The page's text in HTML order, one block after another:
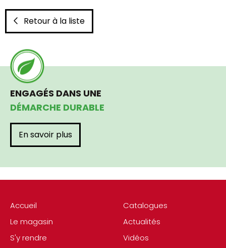
Retour à la liste
Accueil
Le magasin
S'y rendre
Catalogues
Actualités
Vidéos
ENGAGÉS DANS UNE
DÉMARCHE DURABLE
En savoir plus